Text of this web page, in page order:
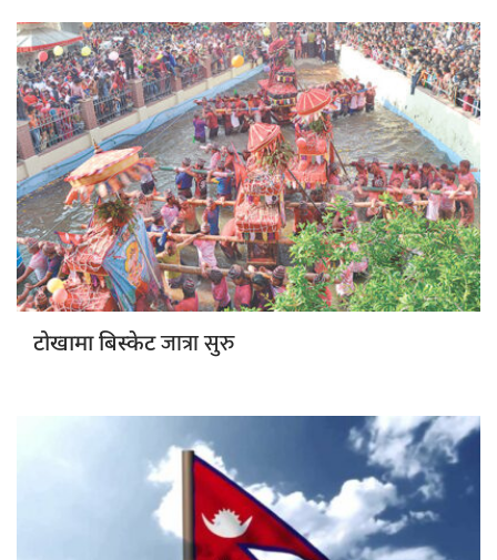
टोखामा बिस्केटजात्रा सुरु